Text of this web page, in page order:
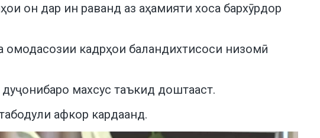
он дар ин раванд аз аҳамияти хоса бархӯрдор
кадрҳои баландихтисоси низомӣ
махсус таъкид доштааст.
афкор кардаанд.